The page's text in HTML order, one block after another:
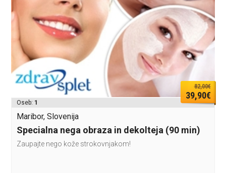
82,00€
39,90€
Oseb: 1
Maribor, Slovenija
Specialna nega obraza in dekolteja (90 min)
Zaupajte nego kože strokovnjakom!